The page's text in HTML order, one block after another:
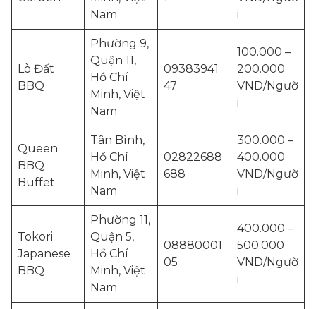
Nam
i
Lò Đất
BBQ
Phường 9,
Quận 11,
Hồ Chí
Minh, Việt
Nam
09383941
47
100.000 –
200.000
VND/Ngườ
i
Queen
BBQ
Buffet
Tân Bình,
Hồ Chí
Minh, Việt
Nam
02822688
688
300.000 –
400.000
VND/Ngườ
i
Tokori
Japanese
BBQ
Phường 11,
Quận 5,
Hồ Chí
Minh, Việt
Nam
08880001
05
400.000 –
500.000
VND/Ngườ
i